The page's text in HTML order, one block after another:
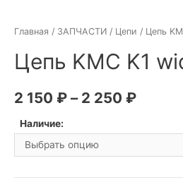
Главная / ЗАПЧАСТИ / Цепи / Цепь
Цепь KMC K1
2 150 ₽ – 2 250 ₽
Наличие: